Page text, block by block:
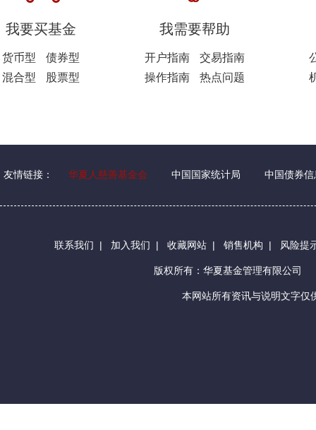
我要买基金
货币型
债券型
混合型
股票型
我需要帮助
开户指南
交易指南
操作指南
热点问题
友情链接： 华夏人慈善基金会 中国国家统计局 中国债券信
联系我们 | 加入我们 | 收藏网站 | 销售机构 | 风险提
版权所有：华夏基金管理有限公司
本网站所有资讯与说明文字仅